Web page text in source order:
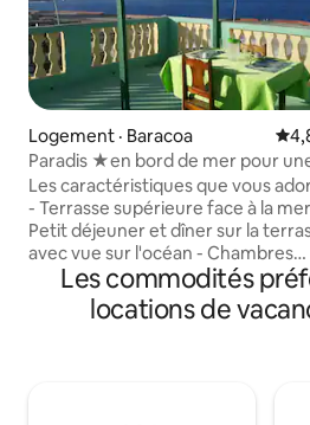
Logement · Baracoa
Paradis ★en bord de mer pour
famille à★ côté de Viazul★
Les caractéristiques que vous
- Terrasse supérieure face à la
Petit déjeuner et dîner sur la
avec vue sur l'océan - Chambres
confortables avec vue sur mer -
station Viazul - Vue panoramique
Les commodités
locations de